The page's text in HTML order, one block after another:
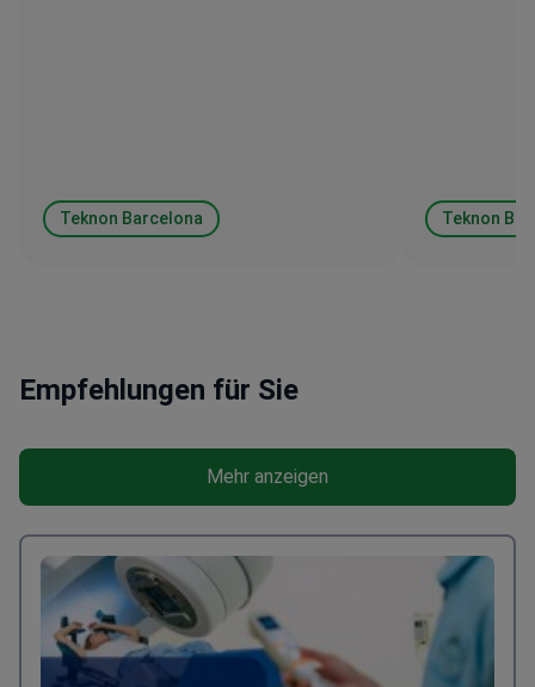
Teknon Barcelona Teknon
Empfehlungen für Sie
Mehr anzeigen